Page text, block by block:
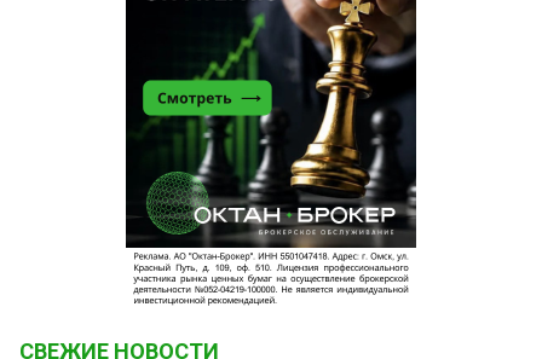
СВЕЖИЕ НОВОСТИ